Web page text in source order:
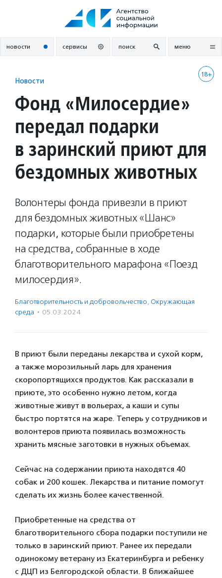
новости сервисы поиск меню
18+
Новости
Фонд «Милосердие»
передал подарки
в заринский приют для
бездомных животных
Волонтеры фонда привезли в приют
для бездомных животных «Шанс»
подарки, которые были приобретены
на средства, собранные в ходе
благотворительного марафона «Поезд
милосердия».
Благотвори­тель­ность и доброволь­чест­во, Окружающая
среда · 05.03.2024
В приют были переданы лекарства и сухой корм,
а также морозильный ларь для хранения
скоропортящихся продуктов. Как рассказали в
приюте, это особенно нужно летом, когда
животные живут в вольерах, а каши и супы
быстро портятся на жаре. Теперь у сотрудников и
волонтеров приюта появилась возможность
хранить мясные заготовки в нужных объемах.
Сейчас на содержании приюта находятся 40
собак и 200 кошек. Лекарства и питание помогут
сделать их жизнь более качественной.
Приобретенные на средства от
благотворительного сбора подарки поступили не
только в заринский приют. Ранее их передали
одинокому ветерану из Екатеринбурга и ребенку
с ДЦП из Белгородской области. В ближайшее